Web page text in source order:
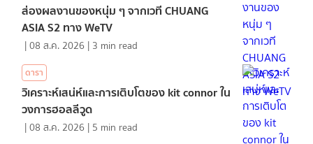
ส่องผลงานของหนุ่ม ๆ จากเวที CHUANG
ASIA S2 ทาง WeTV
|08 ส.ค. 2026 | 3 min read
ดารา
วิเคราะห์เสน่ห์และการเติบโตของ kit connor ใน
วงการฮอลลีวูด
|08 ส.ค. 2026 | 5 min read